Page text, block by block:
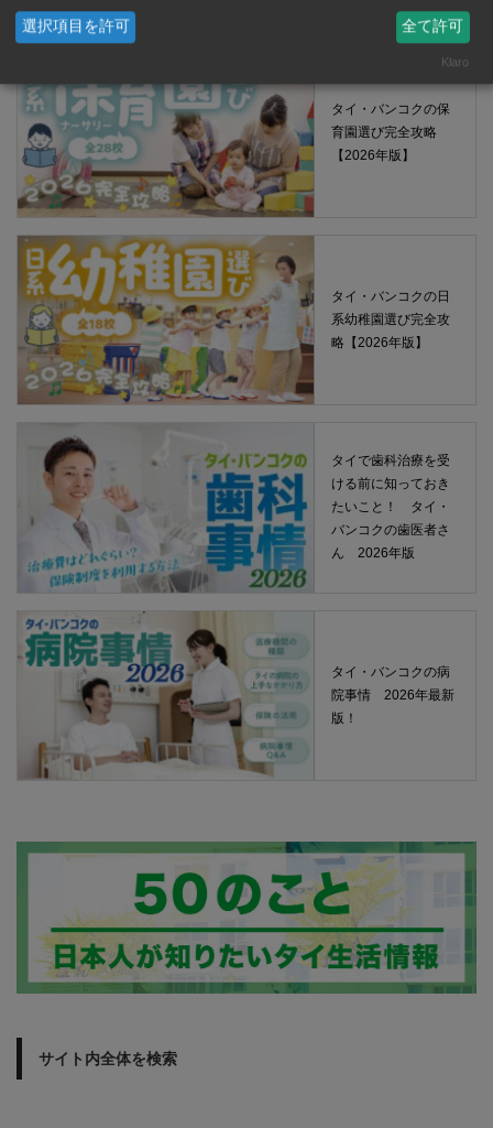
タイ・バンコクの保
育園選び完全攻略
【2026年版】
タイ・バンコクの日
系幼稚園選び完全攻
略【2026年版】
タイで歯科治療を受
ける前に知っておき
たいこと！ タイ・
バンコクの歯医者さ
ん 2026年版
タイ・バンコクの病
院事情 2026年最新
版！
サイト内全体を検索
選択項目を許可 全て許可
Klaro